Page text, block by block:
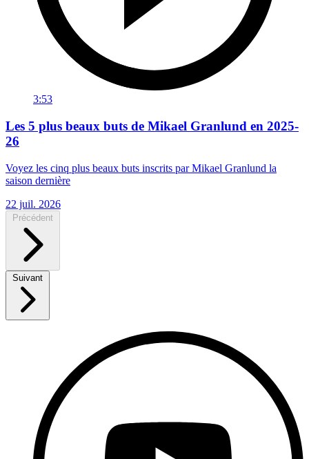
3:53
Les 5 plus beaux buts de Mikael Granlund en 2025-
26
Voyez les cinq plus beaux buts inscrits par Mikael Granlund la
saison dernière
22 juil. 2026
Précédent
Suivant